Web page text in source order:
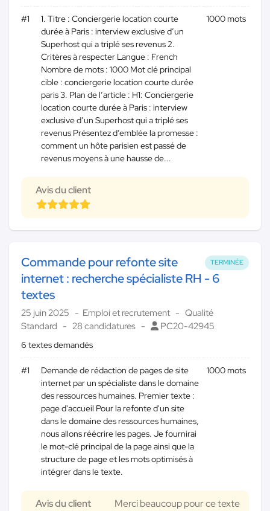
#1
1. Titre : Conciergerie location courte
durée à Paris : interview exclusive d’un
Superhost qui a triplé ses revenus 2.
Critères à respecter Langue : French
Nombre de mots : 1000 Mot clé principal
cible : conciergerie location courte durée
paris 3. Plan de l’article : H1: Conciergerie
location courte durée à Paris : interview
exclusive d’un Superhost qui a triplé ses
revenus Présentez d’emblée la promesse :
comment un hôte parisien est passé de
revenus moyens à une hausse de...
1000 mots
Avis du client
TERMINÉE
Commande pour refonte site
internet : recherche spécialiste RH - 6
textes
25 juin 2025 Emploi et recrutement
Qualité
Standard
28 candidatures PC20-42945
6 textes demandés
#1
Demande de rédaction de pages de site
internet par un spécialiste dans le domaine
des ressources humaines. Premier texte :
page d'accueil Pour la refonte d'un site
dans le domaine des ressources humaines,
nous allons réécrire les pages. Je fournirai
le mot-clé principal de la page ainsi que la
structure de page et les mots optimisés à
intégrer dans le texte.
1000 mots
Avis du client
Merci beaucoup pour ce texte